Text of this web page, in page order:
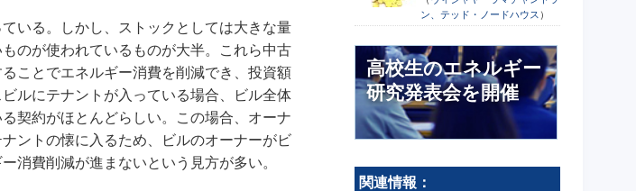
c
e
b
o
o
k
いる。しかし、ストックとしては大きな量
のが使われているものが大半。
これら中古
ことでエネルギー消費を削減でき、投資額
ルにテナントが入っている場合、ビル全体
契約がほとんどらしい。この場合、オーナ
ントの懐に入るため、ビルのオーナーがビ
消費削減が進まないという見方が多い。
ン、テッド・ノードハウス ）
高校生のエネルギー
研究発表会を開催
関連情報：